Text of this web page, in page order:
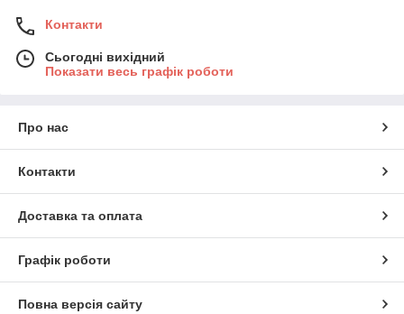
Контакти
Сьогодні вихідний
Показати весь графік роботи
Про нас
Контакти
Доставка та оплата
Графік роботи
Повна версія сайту